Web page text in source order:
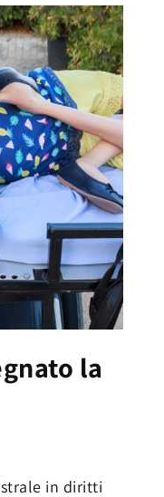
la
in diritti